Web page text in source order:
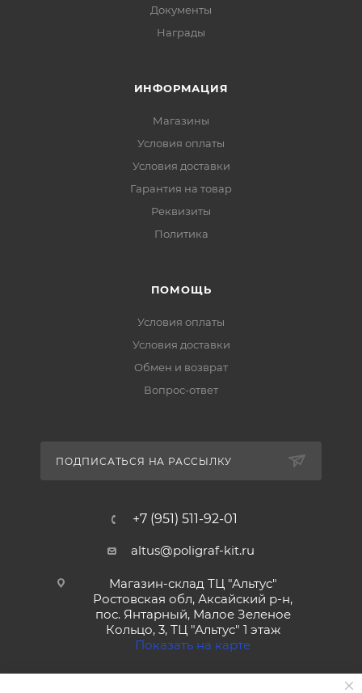
Документы
Награды
ИНФОРМАЦИЯ
Магазины
Условия оплаты
Условия доставки
Гарантия на товар
Реквизиты
Политика
ПОМОЩЬ
Условия оплаты
Условия доставки
Обмен и возврат
Вопрос-ответ
ПОДПИСАТЬСЯ НА РАССЫЛКУ
+7 (951) 511-92-01
altus@poligraf-kit.ru
Магазин-склад ТЦ "Альтус"
Ростовская обл, Аксайский р-н,
пос. Янтарный, Малое Зеленое
Кольцо, 3, ТЦ "Альтус" 1 этаж
Показать на карте